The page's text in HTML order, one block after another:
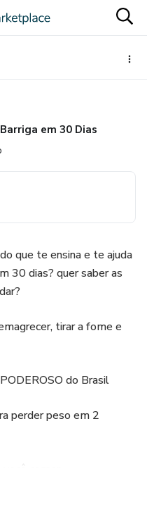
em 30 Dias
que te ensina e te ajuda
30 dias? quer saber as
tirar a fome e
do Brasil
perder peso em 2